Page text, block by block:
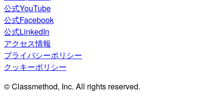
公式YouTube
公式Facebook
公式LinkedIn
アクセス情報
プライバシーポリシー
クッキーポリシー
© Classmethod, Inc. All rights reserved.